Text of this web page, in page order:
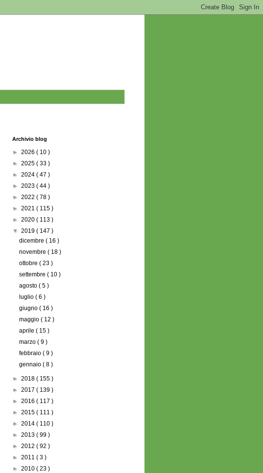
Archivio blog
► 2026 ( 10 )
► 2025 ( 33 )
► 2024 ( 47 )
► 2023 ( 44 )
► 2022 ( 78 )
► 2021 ( 115 )
► 2020 ( 113 )
▼ 2019 ( 147 )
dicembre( 16 )
novembre( 18 )
ottobre( 23 )
settembre( 10 )
agosto( 5 )
luglio( 6 )
giugno( 16 )
maggio( 12 )
aprile( 15 )
marzo( 9 )
febbraio( 9 )
gennaio( 8 )
► 2018 ( 155 )
► 2017 ( 139 )
► 2016 ( 117 )
► 2015 ( 111 )
► 2014 ( 110 )
► 2013 ( 99 )
► 2012 ( 92 )
► 2011 ( 3 )
► 2010 ( 23 )